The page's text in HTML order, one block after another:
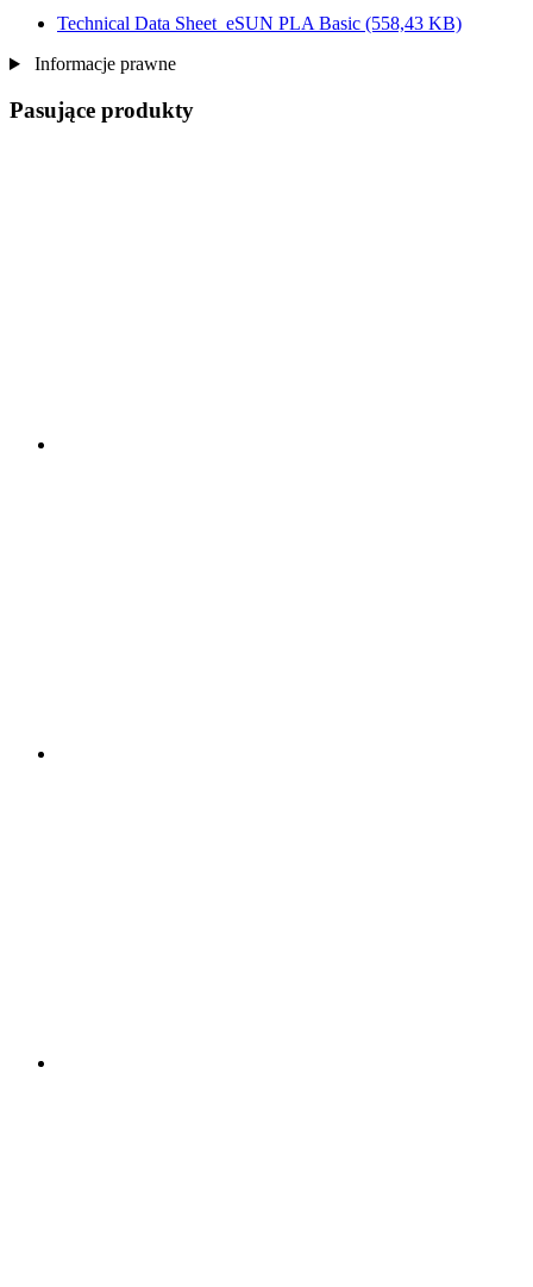
Technical Data Sheet_eSUN PLA Basic (558,43 KB)
Informacje prawne
Pasujące produkty